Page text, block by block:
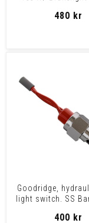
480 kr
Goodridge,
light switch. SS
400 kr